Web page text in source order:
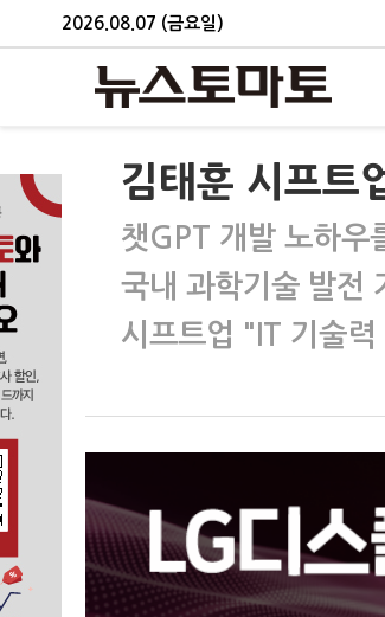
2026.08.07 (금요일)
김태훈 시프트
챗GPT 개발 노하우
국내 과학기술 발전
시프트업 "IT 기술력